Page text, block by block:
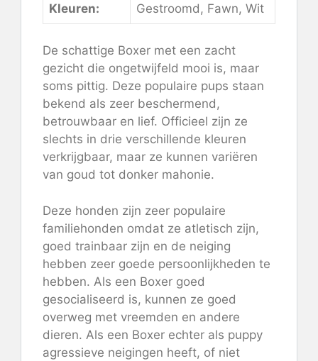
Kleuren: Gestroomd, Fawn, Wit
De schattige Boxer met een zacht
gezicht die ongetwijfeld mooi is, maar
soms pittig. Deze populaire pups staan ​​
bekend als zeer beschermend,
betrouwbaar en lief. Officieel zijn ze
slechts in drie verschillende kleuren
verkrijgbaar, maar ze kunnen variëren
van goud tot donker mahonie.
Deze honden zijn zeer populaire
familiehonden omdat ze atletisch zijn,
goed trainbaar zijn en de neiging
hebben zeer goede persoonlijkheden te
hebben. Als een Boxer goed
gesocialiseerd is, kunnen ze goed
overweg met vreemden en andere
dieren. Als een Boxer echter als puppy
agressieve neigingen heeft, of niet